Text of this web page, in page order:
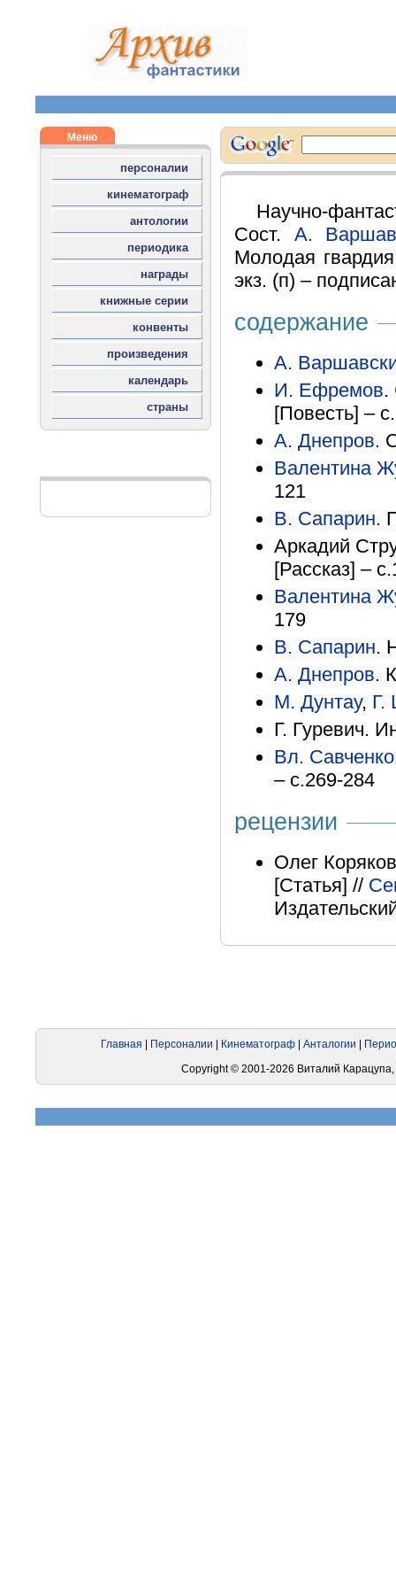
Научно-
Сост. А.
Молодая
экз. (п) –
содержание
А.
И. Ефремов.
[Повесть] –
А. Днепров.
Валентина
121
В. Сапарин.
Аркадий
[Рассказ] –
Валентина
179
В. Сапарин.
А. Днепров.
М. Дунтау, Г.
Г. Гуревич.
Вл. Савченко
– с.269-284
рецензии
Олег
[Статья] //